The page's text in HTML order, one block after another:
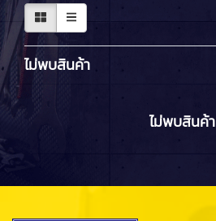
ไม่พบสินค้า
ไม่พบสินค้า